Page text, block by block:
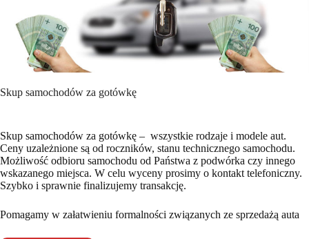
Skup samochodów za gotówkę
Skup samochodów za gotówkę – wszystkie rodzaje i modele aut.
Ceny uzależnione są od roczników, stanu technicznego samochodu.
Możliwość odbioru samochodu od Państwa z podwórka czy innego
wskazanego miejsca. W celu wyceny prosimy o kontakt telefoniczny.
Szybko i sprawnie finalizujemy transakcję.
Pomagamy w załatwieniu formalności związanych ze sprzedażą auta